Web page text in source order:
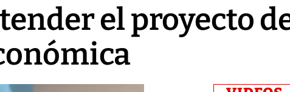
el proyecto